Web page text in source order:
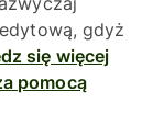
gdyż
się więcej
pomocą